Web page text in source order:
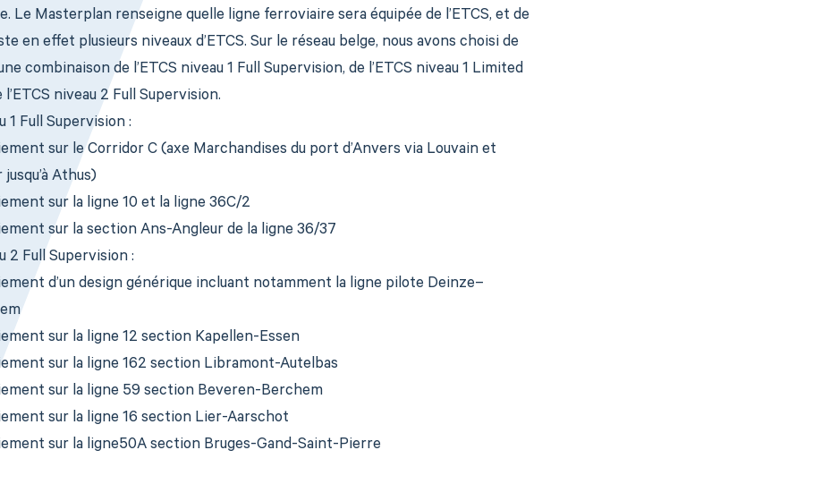
Le Masterplan renseigne quelle ligne ferroviaire sera équipée de l’ETCS, et de
en effet plusieurs niveaux d’ETCS. Sur le réseau belge, nous avons choisi de
combinaison de l’ETCS niveau 1 Full Supervision, de l’ETCS niveau 1 Limited
niveau 2 Full Supervision.
1 Full Supervision :
sur le Corridor C (axe Marchandises du port d’Anvers via Louvain et
jusqu’à Athus)
sur la ligne 10 et la ligne 36C/2
sur la section Ans-Angleur de la ligne 36/37
2 Full Supervision :
d’un design générique incluant notamment la ligne pilote Deinze–
sur la ligne 12 section Kapellen-Essen
sur la ligne 162 section Libramont-Autelbas
sur la ligne 59 section Beveren-Berchem
sur la ligne 16 section Lier-Aarschot
sur la ligne50A section Bruges-Gand-Saint-Pierre